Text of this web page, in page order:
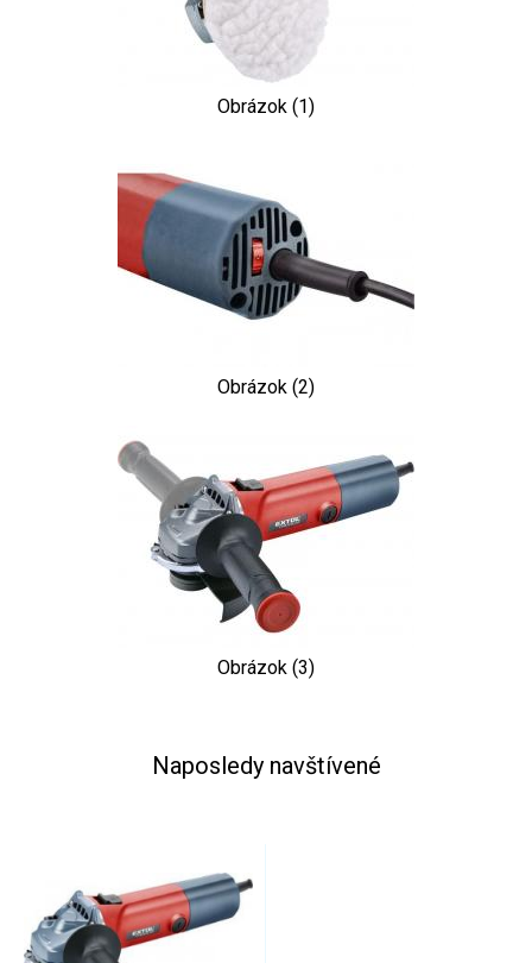
Obrázok (1)
Obrázok (2)
Obrázok (3)
Naposledy navštívené